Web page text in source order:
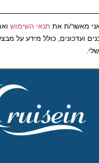
ת אתתנאי השימושואת
כולל מידע על מבצעים